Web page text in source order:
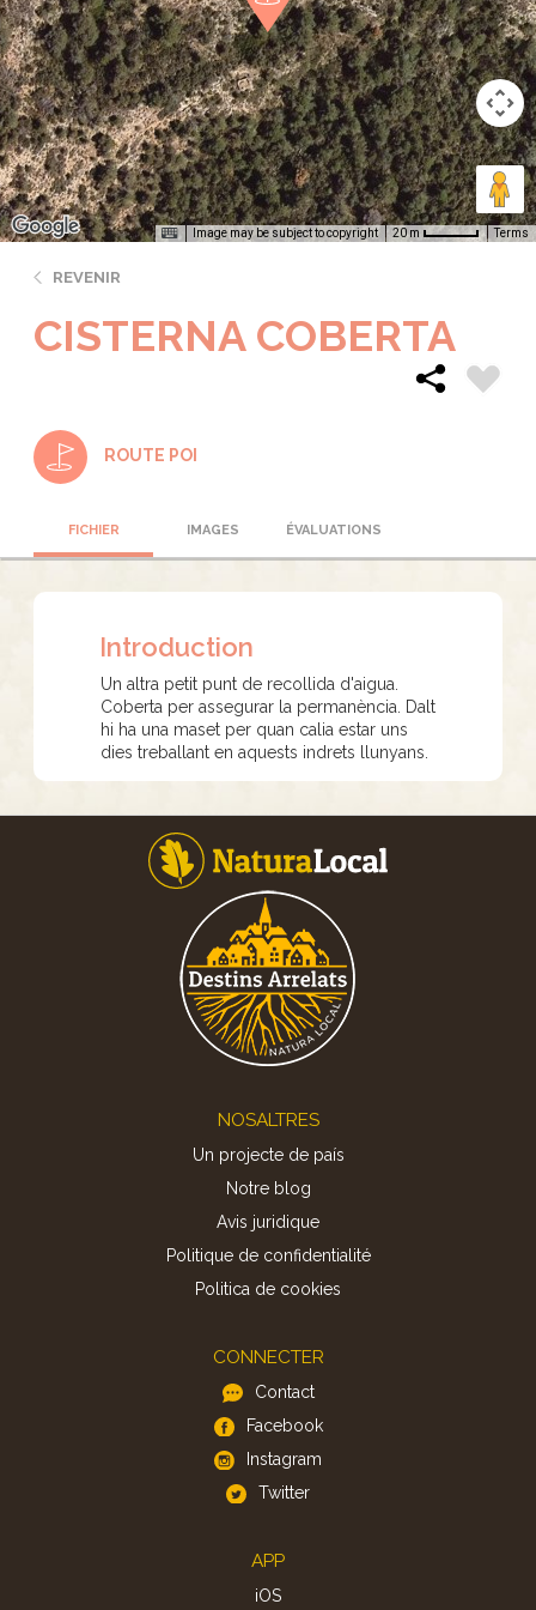
Image may be subject to copyright 20 m Terms
REVENIR
CISTERNA COBERTA
ROUTE POI
FICHIER IMAGES ÉVALUATIONS
Introduction
Un altra petit punt de recollida d'aigua.
Coberta per assegurar la permanència. Dalt
hi ha una maset per quan calia estar uns
dies treballant en aquests indrets llunyans.
NOSALTRES
Un projecte de país
Notre blog
Avis juridique
Politique de confidentialité
Politica de cookies
CONNECTER
Contact
Facebook
Instagram
Twitter
APP
iOS